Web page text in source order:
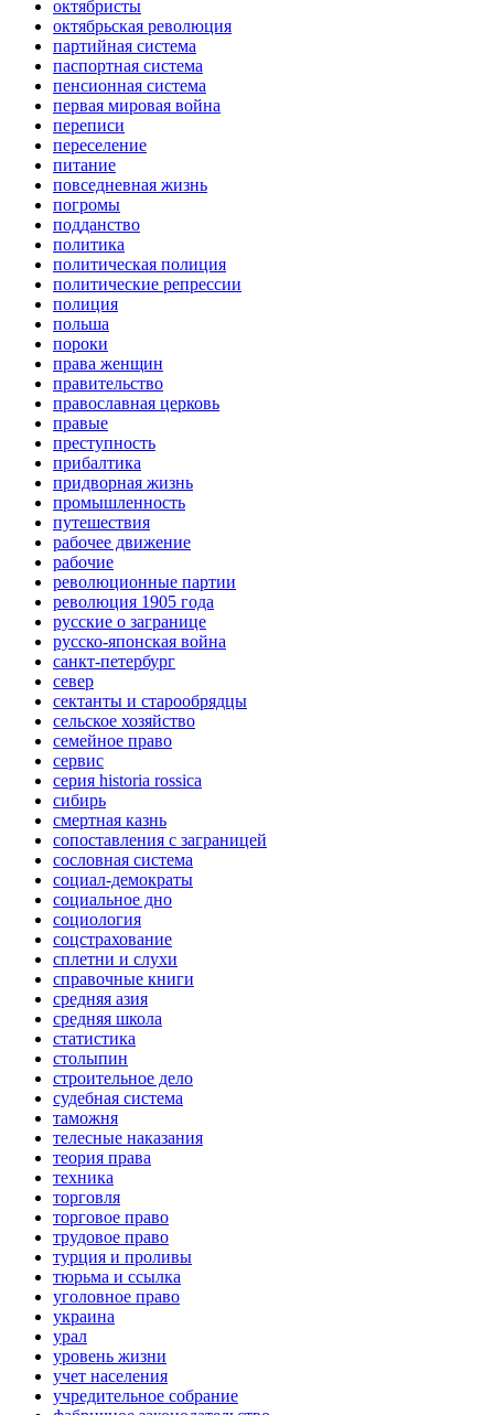
октябристы
октябрьская революция
партийная система
паспортная система
пенсионная система
первая мировая война
переписи
переселение
питание
повседневная жизнь
погромы
подданство
политика
политическая полиция
политические репрессии
полиция
польша
пороки
права женщин
правительство
православная церковь
правые
преступность
прибалтика
придворная жизнь
промышленность
путешествия
рабочее движение
рабочие
революционные партии
революция 1905 года
русские о загранице
русско-японская война
санкт-петербург
север
сектанты и старообрядцы
сельское хозяйство
семейное право
сервис
серия historia rossica
сибирь
смертная казнь
сопоставления с заграницей
сословная система
социал-демократы
социальное дно
социология
соцстрахование
сплетни и слухи
справочные книги
средняя азия
средняя школа
статистика
столыпин
строительное дело
судебная система
таможня
телесные наказания
теория права
техника
торговля
торговое право
трудовое право
турция и проливы
тюрьма и ссылка
уголовное право
украина
урал
уровень жизни
учет населения
учредительное собрание